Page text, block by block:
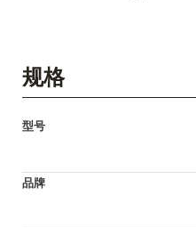
规格
型号
品牌